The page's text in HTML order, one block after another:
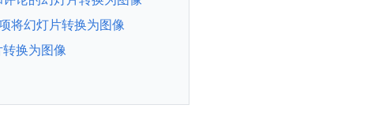
将幻灯片转换为图像
换为图像